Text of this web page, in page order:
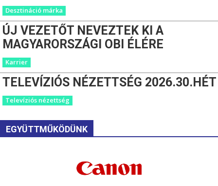
Desztináció márka
ÚJ VEZETŐT NEVEZTEK KI A
MAGYARORSZÁGI OBI ÉLÉRE
Karrier
TELEVÍZIÓS NÉZETTSÉG 2026.30.HÉT
Televíziós nézettség
EGYÜTTMŰKÖDÜNK